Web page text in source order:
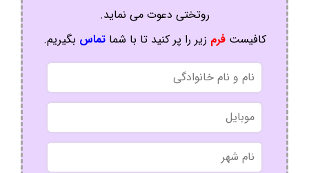
روتختی دعوت می نماید.
کافیستفرم زیر را پر کنید تا با شماتماس بگیریم.
نام
و
نام
خانوادگی
موبایل
نام
شهر